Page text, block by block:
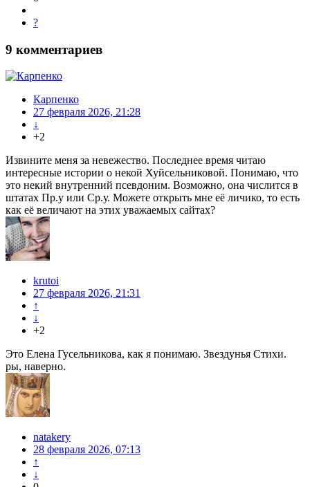
?
9 комментариев
Карпенко
27 февраля 2026, 21:28
↓
+2
Извините меня за невежество. Последнее время читаю
интересные истории о некой Хуйсельниковой. Понимаю, что
это некий внутренний псевдоним. Возможно, она числится в
штатах Пр.у или Ср.у. Можете открыть мне её личико, то есть
как её величают на этих уважаемых сайтах?
krutoi
27 февраля 2026, 21:31
↑
↓
+2
Это Елена Гусельникова, как я понимаю. Звездунья Стихи.
ры, наверно.
natakery
28 февраля 2026, 07:13
↑
↓